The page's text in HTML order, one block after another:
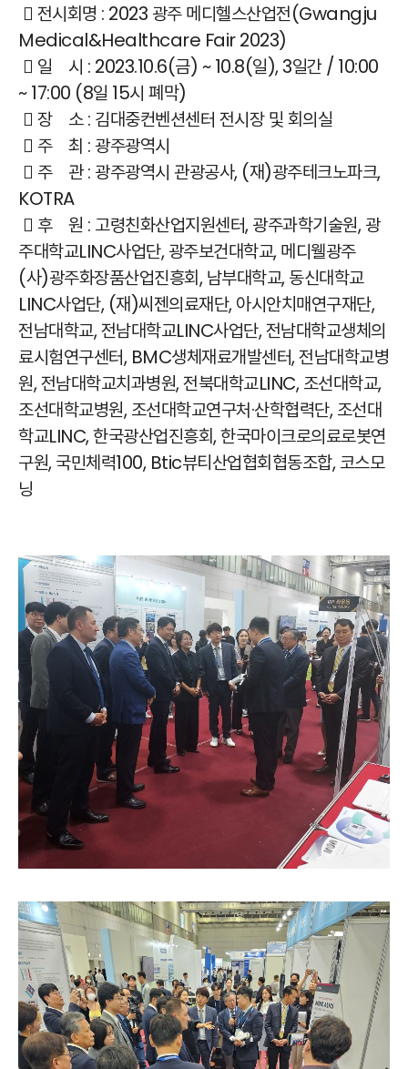
 전시회명 : 2023 광주 메디헬스산업전(Gwangju
Medical&Healthcare Fair 2023)
 일 시 : 2023.10.6(금) ~ 10.8(일), 3일간 / 10:00
~ 17:00 (8일 15시 폐막)
 장 소 : 김대중컨벤션센터 전시장 및 회의실
 주 최 : 광주광역시
 주 관 : 광주광역시 관광공사, (재)광주테크노파크,
KOTRA
 후 원 : 고령친화산업지원센터, 광주과학기술원, 광
주대학교LINC사업단, 광주보건대학교, 메디웰광주
(사)광주화장품산업진흥회, 남부대학교, 동신대학교
LINC사업단, (재)씨젠의료재단, 아시안치매연구재단,
전남대학교, 전남대학교LINC사업단, 전남대학교생체의
료시험연구센터, BMC생체재료개발센터, 전남대학교병
원, 전남대학교치과병원, 전북대학교LINC, 조선대학교,
조선대학교병원, 조선대학교연구처·산학협력단, 조선대
학교LINC, 한국광산업진흥회, 한국마이크로의료로봇연
구원, 국민체력100, Btic뷰티산업협회협동조합, 코스모
닝